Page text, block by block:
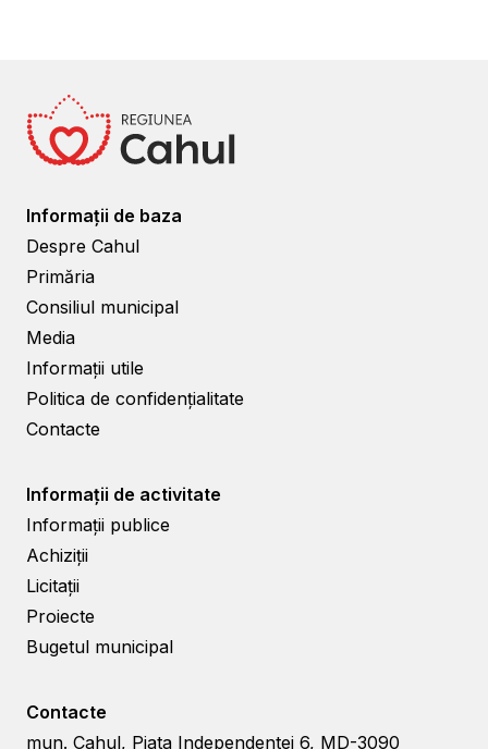
Informații de baza
Despre Cahul
Primăria
Consiliul municipal
Media
Informații utile
Politica de confidențialitate
Contacte
Informații de activitate
Informații publice
Achiziții
Licitații
Proiecte
Bugetul municipal
Contacte
mun. Cahul, Piata Independentei 6, MD-3090